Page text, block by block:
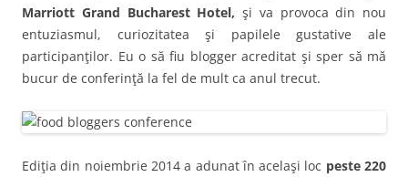
Marriott Grand Bucharest Hotel, şi va provoca din nou
entuziasmul, curiozitatea şi papilele gustative ale
participanţilor. Eu o să fiu blogger acreditat şi sper să mă
bucur de conferinţă la fel de mult ca anul trecut.
Ediţia din noiembrie 2014 a adunat în acelaşi loc peste 220